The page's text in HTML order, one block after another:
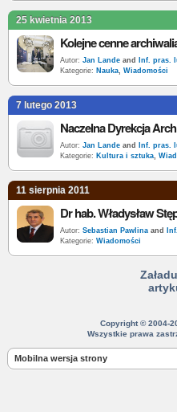
25 kwietnia 2013
Autor: Jan Lande and
Inf. pras.
Kategorie: Nauka, Wiadomości
7 lutego 2013
Autor: Jan Lande and
Inf. pras.
Kategorie: Kultura i sztuka,
11 sierpnia 2011
Autor: Sebastian Pawlina and
Kategorie: Wiadomości
Copyright © 2004-
Wszystkie prawa
Mobilna wersja strony